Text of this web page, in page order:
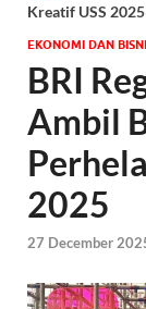
Kreatif USS 2025
EKONOMI DAN
BRI
Ambil
2025
27 December